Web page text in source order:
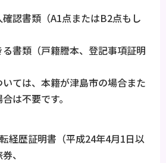
認書類（A1点またはB2点もし
書類（戸籍謄本、登記事項証明
ては、本籍が津島市の場合また
は不要です。
経歴証明書（平成24年4月1日以
、